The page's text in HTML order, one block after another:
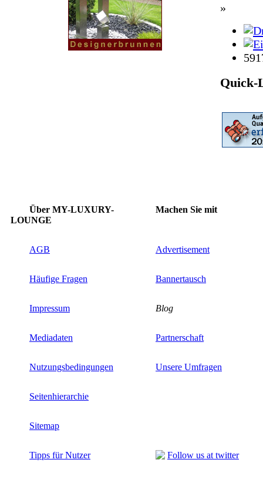
»
Quick-
Über MY-LUXURY-
LOUNGE
Machen Sie mit
AGB Advertisement
Häufige Fragen Bannertausch
Impressum Blog
Mediadaten Partnerschaft
Nutzungsbedingungen Unsere Umfragen
Seitenhierarchie
Sitemap
Tipps für Nutzer Follow us at twitter